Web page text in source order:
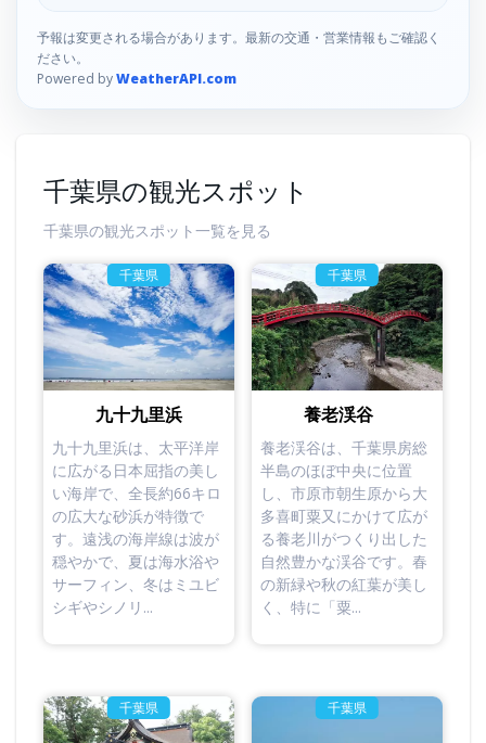
予報は変更される場合があります。最新の交通・営業情報もご確認く
ださい。
Powered byWeatherAPI.com
千葉県の観光スポット
千葉県の観光スポット一覧を見る
千葉県
九十九里浜
九十九里浜は、太平洋岸
に広がる日本屈指の美し
い海岸で、全長約66キロ
の広大な砂浜が特徴で
す。遠浅の海岸線は波が
穏やかで、夏は海水浴や
サーフィン、冬はミユビ
シギやシノリ...
千葉県
養老渓谷
養老渓谷は、千葉県房総
半島のほぼ中央に位置
し、市原市朝生原から大
多喜町粟又にかけて広が
る養老川がつくり出した
自然豊かな渓谷です。春
の新緑や秋の紅葉が美し
く、特に「粟...
千葉県 千葉県